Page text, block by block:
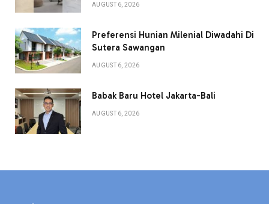
AUGUST 6, 2026
Preferensi Hunian Milenial Diwadahi Di
Sutera Sawangan
AUGUST 6, 2026
Babak Baru Hotel Jakarta-Bali
AUGUST 6, 2026